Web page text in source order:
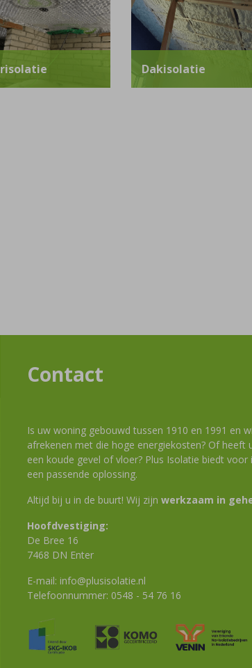
Dakisolatie
Contact
Is uw woning gebouwd tussen 1910 en 1991 en
afrekenen met die hoge energiekosten? Of heeft
een koude gevel of vloer? Plus Isolatie biedt voor
een passende oplossing.
Altijd bij u in de buurt! Wij zijn werkzaam in
Hoofdvestiging:
De Bree 16
7468 DN Enter
E-mail: info@plusisolatie.nl
Telefoonnummer: 0548 - 54 76 16